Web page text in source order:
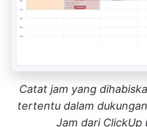
Catat jam yang
tertentu dalam
Jam dari ClickUp